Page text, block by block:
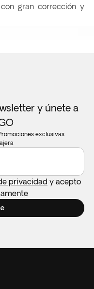
gran corrección y
y únete a
exclusivas
privacidad y acepto